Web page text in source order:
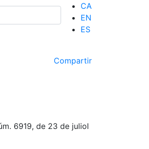
CA
EN
ES
Compartir
6919, de 23 de juliol